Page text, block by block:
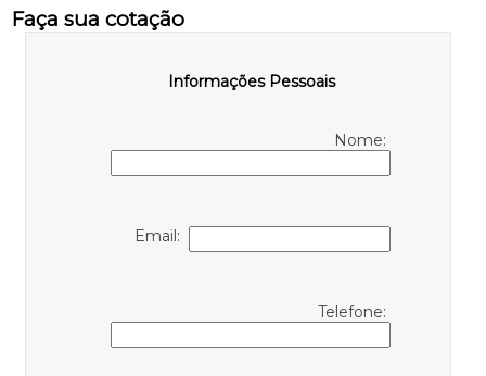
Faça sua cotação
Informações Pessoais
Nome:
Email:
Telefone: